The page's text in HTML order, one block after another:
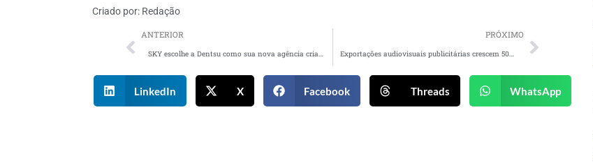
Criado por: Redação
ANTERIOR
SKY escolhe a Dentsu como sua nova agência criativa
PRÓXIMO
Exportações audiovisuais publicitárias crescem 50% em 2023, segundo pesquisa da ANCINE
LinkedIn X Facebook Threads WhatsApp